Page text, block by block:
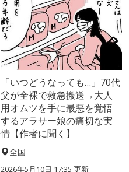
「いつどうなっても…」70代
父が全裸で救急搬送→大人
用オムツを手に最悪を覚悟
するアラサー娘の痛切な実
情【作者に聞く】
全国
2026年5月10日 17:35 更新